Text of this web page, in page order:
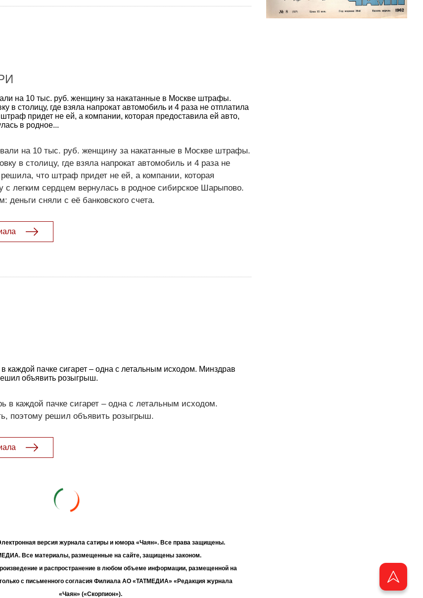
на 10 тыс. руб. женщину за накатанные в Москве штрафы.
в столицу, где взяла напрокат автомобиль и 4 раза не отплатила
придет не ей, а компании, которая предоставила ей авто,
в родное...
на 10 тыс. руб. женщину за накатанные в Москве штрафы.
в столицу, где взяла напрокат автомобиль и 4 раза не
что штраф придет не ей, а компании, которая
с легким сердцем вернулась в родное сибирское Шарыпово.
деньги сняли с её банковского счета.
каждой пачке сигарет – одна с летальным исходом. Минздрав
объявить розыгрыш.
в каждой пачке сигарет – одна с летальным исходом.
поэтому решил объявить розыгрыш.
версия журнала сатиры и юмора «Чаян». Все права защищены.
Все материалы, размещенные на сайте, защищены законом.
и распространение в любом объеме информации, размещенной на
с письменного согласия Филиала АО «ТАТМЕДИА» «Редакция журнала
«Чаян» («Скорпион»).